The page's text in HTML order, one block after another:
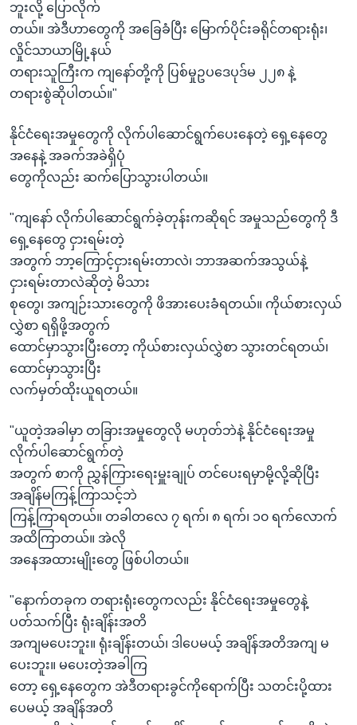
ဘူးလို့ ပြောလိုက်
တယ်။ အဲဒီဟာတွေကို အခြေခံပြီး မြောက်ပိုင်းခရိုင်တရားရုံး၊
လှိုင်သာယာမြို့နယ်
တရားသူကြီးက ကျနော်တို့ကို ပြစ်မှုဥပဒေပုဒ်မ ၂၂၈ နဲ့
တရားစွဲဆိုပါတယ်။"
နိုင်ငံရေးအမှုတွေကို လိုက်ပါဆောင်ရွက်ပေးနေတဲ့ ရှေ့နေတွေ
အနေနဲ့ အခက်အခဲရှိပုံ
တွေကိုလည်း ဆက်ပြောသွားပါတယ်။
"ကျနော် လိုက်ပါဆောင်ရွက်ခဲ့တုန်းကဆိုရင် အမှုသည်တွေကို ဒီ
ရှေ့နေတွေ ငှားရမ်းတဲ့
အတွက် ဘာ့ကြောင့်ငှားရမ်းတာလဲ၊ ဘာအဆက်အသွယ်နဲ့
ငှားရမ်းတာလဲဆိုတဲ့ မိသား
စုတွေ၊ အကျဉ်းသားတွေကို ဖိအားပေးခံရတယ်။ ကိုယ်စားလှယ်
လွှဲစာ ရရှိဖို့အတွက်
ထောင်မှာသွားပြီးတော့ ကိုယ်စားလှယ်လွှဲစာ သွားတင်ရတယ်၊
ထောင်မှာသွားပြီး
လက်မှတ်ထိုးယူရတယ်။
"ယူတဲ့အခါမှာ တခြားအမှုတွေလို မဟုတ်ဘဲနဲ့ နိုင်ငံရေးအမှု
လိုက်ပါဆောင်ရွက်တဲ့
အတွက် စာကို ညွှန်ကြားရေးမှူးချုပ် တင်ပေးရမှာမို့လို့ဆိုပြီး
အချိန်မကြန့်ကြာသင့်ဘဲ
ကြန့်ကြာရတယ်။ တခါတလေ ၇ ရက်၊ ၈ ရက်၊ ၁၀ ရက်လောက်
အထိကြာတယ်။ အဲလို
အနေအထားမျိုးတွေ ဖြစ်ပါတယ်။
"နောက်တခုက တရားရုံးတွေကလည်း နိုင်ငံရေးအမှုတွေနဲ့
ပတ်သက်ပြီး ရုံးချိန်းအတိ
အကျမပေးဘူး။ ရုံးချိန်းတယ်၊ ဒါပေမယ့် အချိန်အတိအကျ မ
ပေးဘူး။ မပေးတဲ့အခါကြ
တော့ ရှေ့နေတွေက အဲဒီတရားခွင်ကိုရောက်ပြီး သတင်းပို့ထား
ပေမယ့် အချိန်အတိ